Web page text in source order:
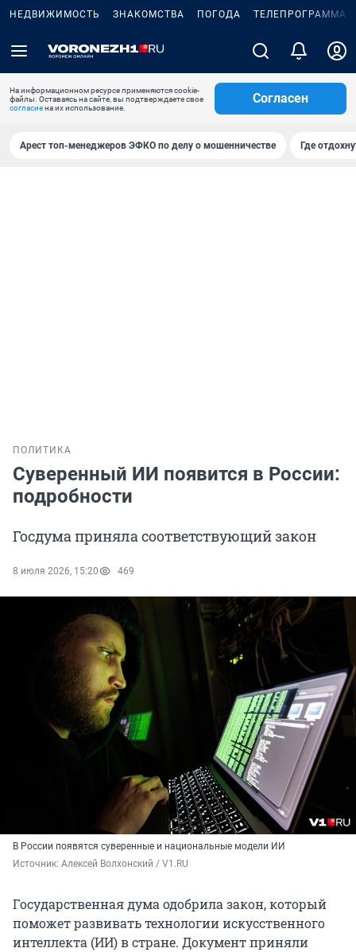
НЕДВИЖИМОСТЬ ЗНАКОМСТВА ПОГОДА ТЕЛЕПРОГРАММА
На информационном ресурсе применяются cookie-
файлы. Оставаясь на сайте, вы подтверждаете свое
согласиена их использование.
Согласен
Арест топ-менеджеров ЭФКО по делу о мошенничестве Где
ПОЛИТИКА
Суверенный ИИ появится в России:
подробности
Госдума приняла соответствующий закон
8 июля 2026, 15:20 469
В России появятся суверенные и национальные модели ИИ
Источник: Алексей Волхонский / V1.RU
Государственная дума одобрила закон, который
поможет развивать технологии искусственного
интеллекта (ИИ) в стране. Документ приняли